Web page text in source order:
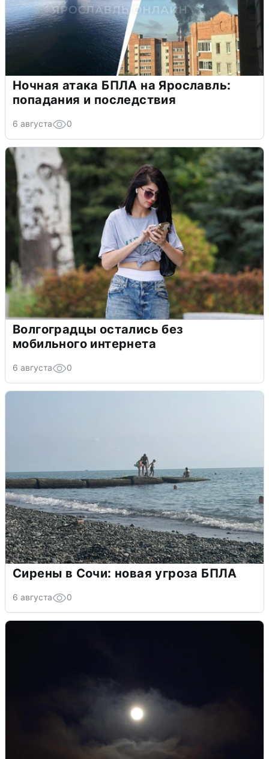
Ночная атака БПЛА на Ярославль:
попадания и последствия
6 августа 0
Волгоградцы остались без
мобильного интернета
6 августа 0
Сирены в Сочи: новая угроза БПЛА
6 августа 0